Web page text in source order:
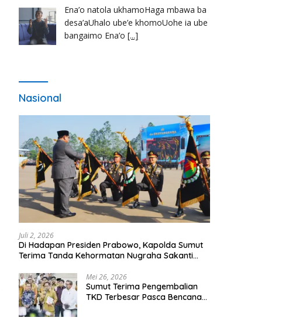
Ena’o natola ukhamoHaga mbawa ba
desa’aUhalo ube’e khomoUohe ia ube
bangaimo Ena’o[...]
Nasional
Juli 2, 2026
Di Hadapan Presiden Prabowo, Kapolda Sumut
Terima Tanda Kehormatan Nugraha Sakanti
Mei 26, 2026
Sumut Terima Pengembalian
TKD Terbesar Pasca Bencana